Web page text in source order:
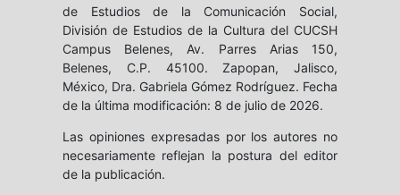
de Estudios de la Comunicación Social,
División de Estudios de la Cultura del CUCSH
Campus Belenes, Av. Parres Arias 150,
Belenes, C.P. 45100. Zapopan, Jalisco,
México, Dra. Gabriela Gómez Rodríguez. Fecha
de la última modificación: 8 de julio de 2026.
Las opiniones expresadas por los autores no
necesariamente reflejan la postura del editor
de la publicación.